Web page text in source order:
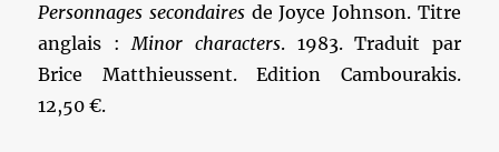
Personnages secondaires de Joyce Johnson. Titre
anglais :Minor characters. 1983. Traduit par
Brice Matthieussent. Edition Cambourakis.
12,50 €.